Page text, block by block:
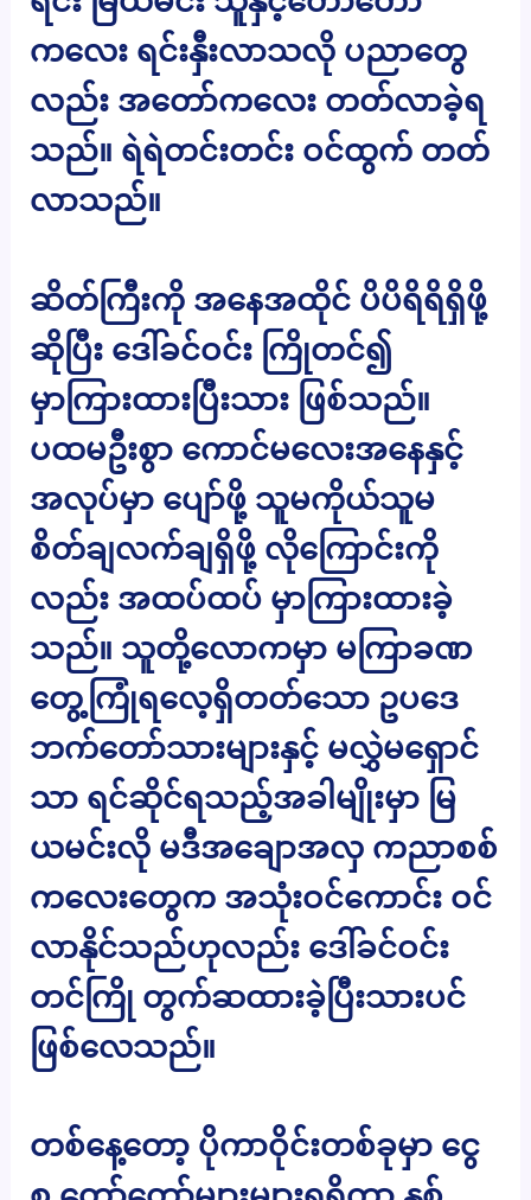
ကလေး ရင်းနှီးလာသလို ပညာတွေ
လည်း အတော်ကလေး တတ်လာခဲ့ရ
သည်။ ရဲရဲတင်းတင်း ဝင်ထွက် တတ်
လာသည်။
ဆိတ်ကြီးကို အနေအထိုင် ပိပိရိရိရှိဖို့
ဆိုပြီး ဒေါ်ခင်ဝင်း ကြိုတင်၍
မှာကြားထားပြီးသား ဖြစ်သည်။
ပထမဦးစွာ ကောင်မလေးအနေနှင့်
အလုပ်မှာ ပျော်ဖို့ သူမကိုယ်သူမ
စိတ်ချလက်ချရှိဖို့ လိုကြောင်းကို
လည်း အထပ်ထပ် မှာကြားထားခဲ့
သည်။ သူတို့လောကမှာ မကြာခဏ
တွေ့ကြုံရလေ့ရှိတတ်သော ဥပဒေ
ဘက်တော်သားများနှင့် မလွှဲမရှောင်
သာ ရင်ဆိုင်ရသည့်အခါမျိုးမှာ မြ
ယမင်းလို မဒီအချောအလှ ကညာစစ်
ကလေးတွေက အသုံးဝင်ကောင်း ဝင်
လာနိုင်သည်ဟုလည်း ဒေါ်ခင်ဝင်း
တင်ကြို တွက်ဆထားခဲ့ပြီးသားပင်
ဖြစ်လေသည်။
တစ်နေ့တော့ ပိုကာဝိုင်းတစ်ခုမှာ ငွေ